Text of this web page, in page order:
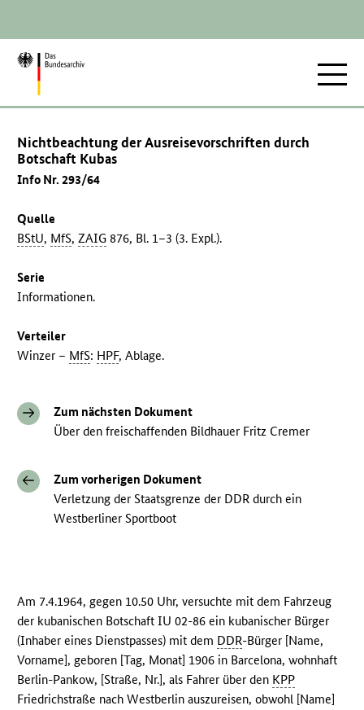
Zur
Nichtbeachtung der Ausreisevorschriften durch
Botschaft Kubas
Info Nr. 293/64
Quelle
BStU, MfS,ZAIG 876, Bl. 1–3 (3. Expl.).
Serie
Informationen.
Verteiler
Winzer – MfS: HPF, Ablage.
Zum nächsten Dokument
Über den freischaffenden Bildhauer Fritz Cremer
Zum vorherigen Dokument
Verletzung der Staatsgrenze der DDR durch ein
Westberliner Sportboot
Am 7.4.1964, gegen 10.50 Uhr, versuchte mit dem Fahrzeug
der kubanischen Botschaft IU 02-86 ein kubanischer Bürger
(Inhaber eines Dienstpasses) mit dem DDR-Bürger [Name,
Vorname], geboren [Tag, Monat] 1906 in Barcelona, wohnhaft
Berlin-Pankow, [Straße, Nr.], als Fahrer über den KPP
Friedrichstraße nach Westberlin auszureisen, obwohl [Name]